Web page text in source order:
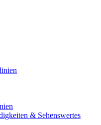
& Sehenswertes